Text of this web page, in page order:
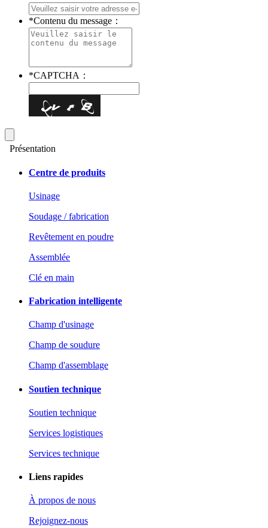
*Contenu du message：
*CAPTCHA：
Présentation
Centre de produits
Usinage
Soudage / fabrication
Revêtement en poudre
Assemblée
Clé en main
Fabrication intelligente
Champ d'usinage
Champ de soudure
Champ d'assemblage
Soutien technique
Soutien technique
Services logistiques
Services technique
Liens rapides
À propos de nous
Rejoignez-nous